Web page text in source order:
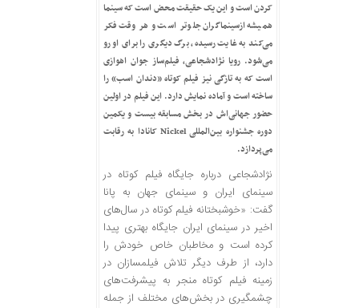
کردن است و این یک حقیقت محض است که سینما
همیشه ازسینماگران جلوتر است و هر وقت فکر
می‌کند به غایت رسیده‌، برگ دیگری را برای او رو
می‌‌شود. رویا نژادشجاعی، فیلم‌ساز جوان اهوازی
است که به تازگی نیز فیلم کوتاه «دندان اسب» را
ساخته است و آماده نمایش دارد. این فیلم در اولین
حضور جهانی‌اش در بخش مسابقه بیست و یکمین
دوره جشنواره بین‌المللی Nickel کانادا به رقابت
می‌پردازد.
نژادشجاعی درباره جایگاه فیلم کوتاه در
سینمای ایران و سینمای جهان به پانا
گفت: «خوشبختانه فیلم کوتاه در سال‌های
اخیر در سینمای ایران جایگاه بهتری پیدا
کرده است و مخاطبان خاص خودش را
دارد، از طرف دیگر تلاش فیلمسازان در
زمینه فیلم کوتاه منجر به پیشرفت‌های
چشمگیری در بخش‌های مختلف از جمله